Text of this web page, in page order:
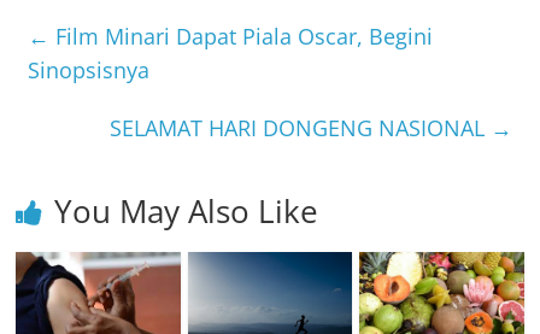
← Film Minari Dapat Piala Oscar, Begini
Sinopsisnya
SELAMAT HARI DONGENG NASIONAL →
You May Also Like